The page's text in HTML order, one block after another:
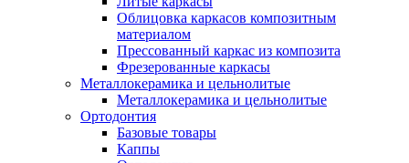
Облицовка каркасов композитным
материалом
Прессованный каркас из композита
Фрезерованные каркасы
Металлокерамика и цельнолитые
Металлокерамика и цельнолитые
Ортодонтия
Базовые товары
Каппы